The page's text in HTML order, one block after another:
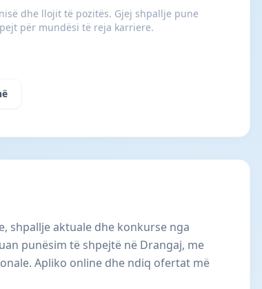
dhe llojit të pozitës. Gjej shpallje pune
për mundësi të reja karriere.
shpallje aktuale dhe konkurse nga
punësim të shpejtë në Drangaj, me
Apliko online dhe ndiq ofertat më